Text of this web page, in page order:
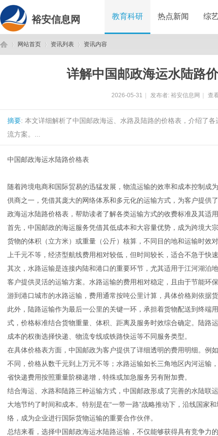
裕安信息网 教育科研 热点新闻 综
网站首页 资讯列表 资讯内容
详解中国邮政海运水陆路
2026-05-31 发布者: 裕安信息网 查
摘要: 本文详细解析了中国邮政海运、水路及陆路的价格表，介绍了
流方案。...
中国邮政海运水陆路价格表
随着跨境电商和国际贸易的迅猛发展，物流运输的效率和成本控制成
供商之一，凭借其庞大的网络体系和多元化的运输方式，为客户提供
政海运水陆路价格表，帮助读者了解各类运输方式的收费标准及其适
首先，中国邮政的海运服务凭借其低成本和大容量优势，成为跨境大
货物的体积（立方米）或重量（公斤）核算，不同目的地和运输时效
上千元不等，经济型航线费用相对较低，但时间较长，适合不急于快
其次，水路运输是连接内陆和港口的重要环节，尤其适用于江河湖泊
客户提供灵活的运输方案。水路运输的费用相对稳定，且由于节能环
游到港口城市的水路运输，费用通常按吨公里计算，具体价格则依据
此外，陆路运输作为最后一公里的关键一环，承担着货物配送到终端
式，价格标准结合货物重量、体积、距离及服务时效综合确定。陆路
成本的权衡选择快递、物流专线或铁路快运等不同服务类型。
在具体价格表方面，中国邮政为客户提供了详细透明的费用明细。例
不同，价格从数千元到上万元不等；水路运输如长三角地区内河运输
省快递费用按照重量阶梯递增，特殊或加急服务另有附加费。
结合海运、水路和陆路三种运输方式，中国邮政形成了完善的水陆联
大地节约了时间和成本。特别是在“一带一路”战略推动下，沿线国家
络，成为企业进行国际货物运输的重要合作伙伴。
总结来看，选择中国邮政海运水陆路运输，不仅能够获得具有竞争力